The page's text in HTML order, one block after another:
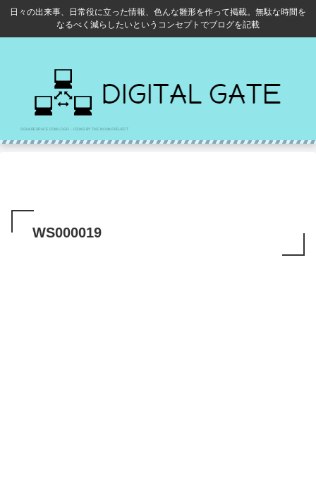
日々の出来事、日常役に立った情報、色んな雛形を作って掲載。無駄な時間を
なるべく減らしたいというコンセプトでブログを記載
WS000019